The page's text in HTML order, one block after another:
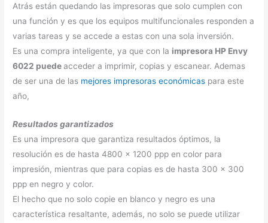
Atrás están quedando las impresoras que solo cumplen con
una función y es que los equipos multifuncionales responden a
varias tareas y se accede a estas con una sola inversión.
Es una compra inteligente, ya que con la impresora HP Envy
6022 puedeacceder a imprimir, copias y escanear. Ademas
de ser una de las mejores impresoras económicas para este
año,
Resultados garantizados
Es una impresora que garantiza resultados óptimos, la
resolución es de hasta 4800 x 1200 ppp en color para
impresión, mientras que para copias es de hasta 300 x 300
ppp en negro y color.
El hecho que no solo copie en blanco y negro es una
característica resaltante, además, no solo se puede utilizar